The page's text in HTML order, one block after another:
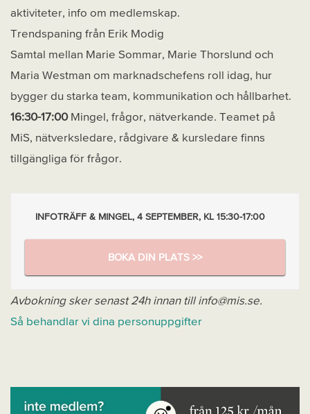
aktiviteter, info om medlemskap.
Trendspaning från Erik Modig
Samtal mellan Marie Sommar, Marie Thorslund och
Maria Westman om marknadschefens roll idag, hur
bygger du starka team, kommunikation och hållbarhet.
16:30-17:00Mingel, frågor, nätverkande. Teamet på
MiS, nätverksledare, rådgivare & kursledare finns
tillgängliga för frågor.
INFOTRÄFF & MINGEL, 4 SEPTEMBER, KL 15:30-17:00
BOKA DIN PLATS >>
Avbokning sker senast 24h innan till info@mis.se.
Så behandlar vi dina personuppgifter